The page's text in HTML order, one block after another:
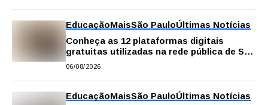
EducaçãoMaisSão PauloÚltimas Notícias
Conheça as 12 plataformas digitais
gratuitas utilizadas na rede pública de SP
para reforçar a aprendizagem
06/08/2026
EducaçãoMaisSão PauloÚltimas Notícias